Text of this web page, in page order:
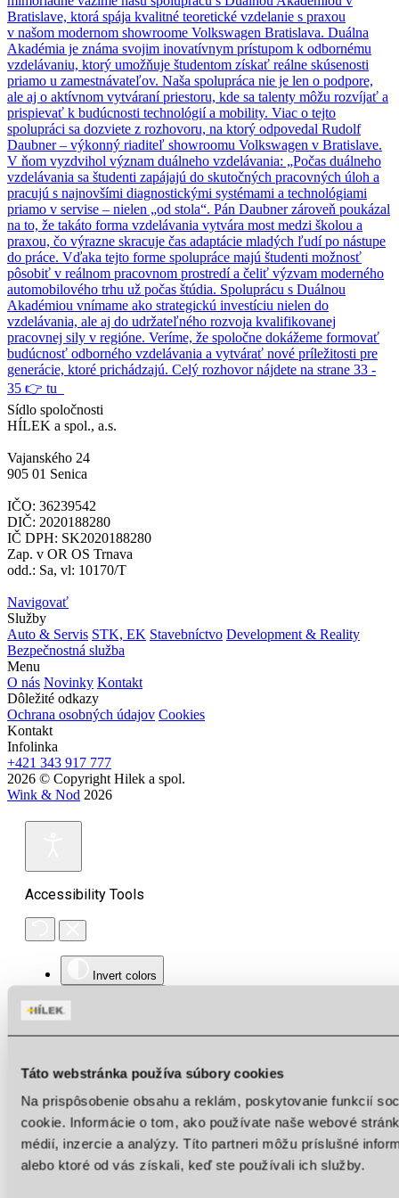
Táto webstránka používa súbory cookies
Na prispôsobenie obsahu a reklám, poskytovanie funkcií
cookie. Informácie o tom, ako používate naše webové
médií, inzercie a analýzy. Títo partneri môžu príslušné
alebo ktoré od vás získali, keď ste používali ich služby.
Bratislave, ktorá spája kvalitné teoretické vzdelanie s praxou
v našom modernom showroome Volkswagen Bratislava. Duálna
Akadémia je známa svojim inovatívnym prístupom k odbornému
vzdelávaniu, ktorý umožňuje študentom získať reálne skúsenosti
priamo u zamestnávateľov. Naša spolupráca nie je len o podpore,
ale aj o aktívnom vytváraní priestoru, kde sa talenty môžu rozvíjať a
prispievať k budúcnosti technológií a mobility. Viac o tejto
spolupráci sa dozviete z rozhovoru, na ktorý odpovedal Rudolf
Daubner – výkonný riaditeľ showroomu Volkswagen v Bratislave.
V ňom vyzdvihol význam duálneho vzdelávania: „Počas duálneho
vzdelávania sa študenti zapájajú do skutočných pracovných úloh a
pracujú s najnovšími diagnostickými systémami a technológiami
priamo v servise – nielen „od stola“. Pán Daubner zároveň poukázal
na to, že takáto forma vzdelávania vytvára most medzi školou a
praxou, čo výrazne skracuje čas adaptácie mladých ľudí po nástupe
do práce. Vďaka tejto forme spolupráce majú študenti možnosť
pôsobiť v reálnom pracovnom prostredí a čeliť výzvam moderného
automobilového trhu už počas štúdia. Spoluprácu s Duálnou
Akadémiou vnímame ako strategickú investíciu nielen do
vzdelávania, ale aj do udržateľného rozvoja kvalifikovanej
pracovnej sily v regióne. Veríme, že spoločne dokážeme formovať
budúcnosť odborného vzdelávania a vytvárať nové príležitosti pre
generácie, ktoré prichádzajú. Celý rozhovor nájdete na strane 33 -
35 👉 tu
Sídlo spoločnosti
HÍLEK a spol., a.s.
Vajanského 24
905 01 Senica
IČO: 36239542
DIČ: 2020188280
IČ DPH: SK2020188280
Zap. v OR OS Trnava
odd.: Sa, vl: 10170/T
Navigovať
Služby
Auto & Servis STK, EK Stavebníctvo Development & Reality
Bezpečnostná služba
Menu
O nás Novinky Kontakt
Dôležité odkazy
Ochrana osobných údajov Cookies
Kontakt
Infolinka
+421 343 917 777
2026 © Copyright Hilek a spol.
Wink & Nod 2026
Accessibility Tools
Invert colors
Dark contrast
Low saturation
High saturation
Highlight links